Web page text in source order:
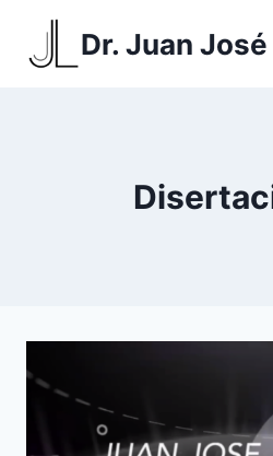
Saltar
Dr. Juan